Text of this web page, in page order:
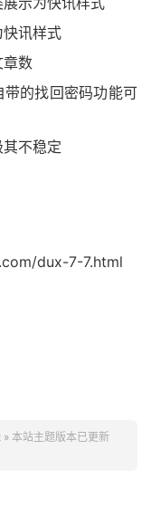
讯样式
章数
的找回密码功能可
不稳定
dux-7-7.html
» 本站主题版本已更新